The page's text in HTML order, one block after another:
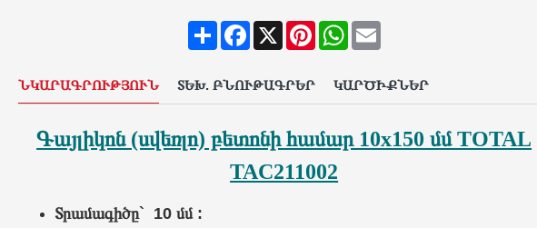
ShareFacebook
X PinterestWhatsApp
Email
ՆԿԱՐԱԳՐՈՒԹՅՈՒՆ ՏԵԽ. ԲՆՈՒԹԱԳՐԵՐ ԿԱՐԾԻՔՆԵՐ
Գայլիկոն (սվեռլո) բետոնի համար 10x150 մմ TOTAL
TAC211002
Տրամագիծը` 10 մմ :